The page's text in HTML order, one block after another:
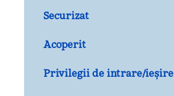
Securizat
Acoperit
Privilegii de intrare/ieșire